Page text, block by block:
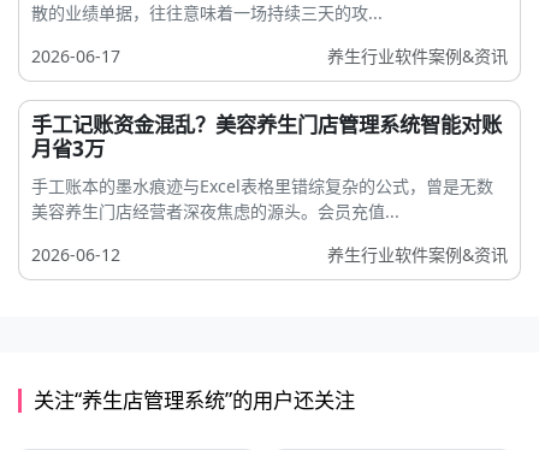
散的业绩单据，往往意味着一场持续三天的攻...
2026-06-17
养生行业软件案例&资讯
手工记账资金混乱？美容养生门店管理系统智能对账
月省3万
手工账本的墨水痕迹与Excel表格里错综复杂的公式，曾是无数
美容养生门店经营者深夜焦虑的源头。会员充值...
2026-06-12
养生行业软件案例&资讯
关注“养生店管理系统”的用户还关注